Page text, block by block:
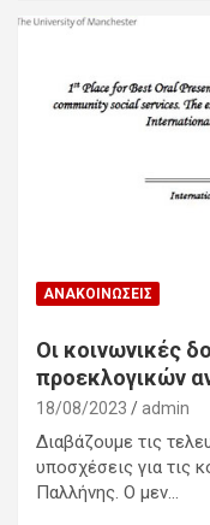
ΑΝΑΚΟΙΝΏΣΕΙΣ
Οι κοινωνικές
προεκλογικών
18/08/2023 admin
Διαβάζουμε τις
υποσχέσεις για τις
Παλλήνης. Ο μεν…